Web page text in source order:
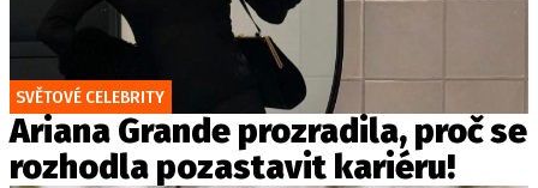
SVĚTOVÉ CELEBRITY
Ariana Grande prozradila, proč se
rozhodla pozastavit kariéru!